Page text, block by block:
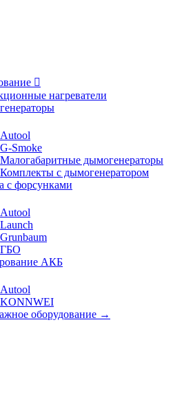

нагреватели
Аutool
G-Smoke
Малогабаритные дымогенераторы
Комплекты с дымогенератором
с форсунками
Autool
Launch
Grunbaum
ГБО
АКБ
Autool
KONNWEI
оборудование →